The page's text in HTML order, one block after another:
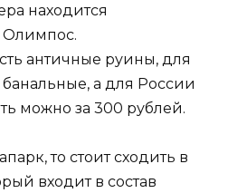
находится
античные руины, для
а для России
можно за 300 рублей.
то стоит сходить в
входит в состав